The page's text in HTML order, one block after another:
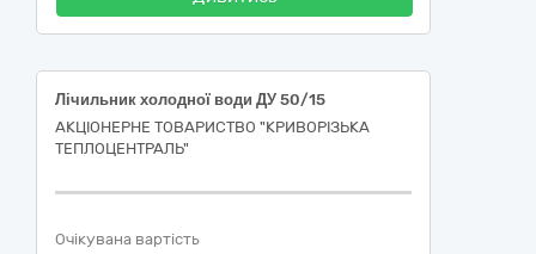
Лічильник холодної води ДУ 50/15
АКЦІОНЕРНЕ ТОВАРИСТВО "КРИВОРІЗЬКА
ТЕПЛОЦЕНТРАЛЬ"
Очікувана вартість